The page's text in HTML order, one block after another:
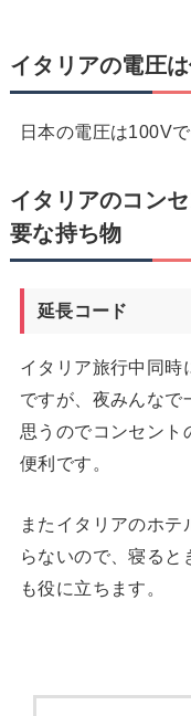
イタリアの電圧
日本の電圧は100V
イタリアのコン
要な持ち物
延長コード
イタリア旅行中同時
ですが、夜みんなで
思うのでコンセント
便利です。
またイタリアのホ
らないので、寝ると
も役に立ちます。